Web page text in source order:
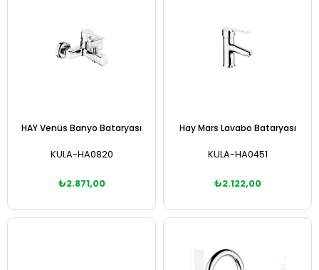
HAY Venüs Banyo Bataryası
KULA-HA0820
₺2.871,00
Hay Mars Lavabo Bataryası
KULA-HA0451
₺2.122,00